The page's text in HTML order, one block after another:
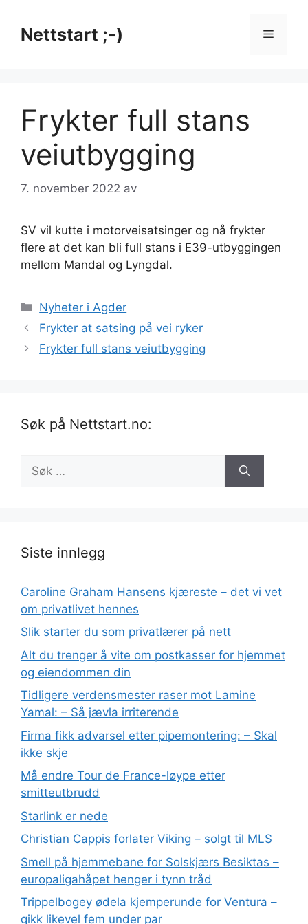
innholdNettstart ;-) Meny
Frykter full stans
veiutbygging
7. november 2022 av
SV vil kutte i motorveisatsinger og nå frykter
flere at det kan bli full stans i E39-utbyggingen
mellom Mandal og Lyngdal.
Kategorier
Nyheter i Agder
Frykter at satsing på vei ryker
Frykter full stans veiutbygging
Søk på Nettstart.no:
etter:
Siste innlegg
Caroline Graham Hansens kjæreste – det vi vet
om privatlivet hennes
Slik starter du som privatlærer på nett
Alt du trenger å vite om postkasser for hjemmet
og eiendommen din
Tidligere verdensmester raser mot Lamine
Yamal: – Så jævla irriterende
Firma fikk advarsel etter pipemontering: – Skal
ikke skje
Må endre Tour de France-løype etter
smitteutbrudd
Starlink er nede
Christian Cappis forlater Viking – solgt til MLS
Smell på hjemmebane for Solskjærs Besiktas –
europaligahåpet henger i tynn tråd
Trippelbogey ødela kjemperunde for Ventura –
gikk likevel fem under par